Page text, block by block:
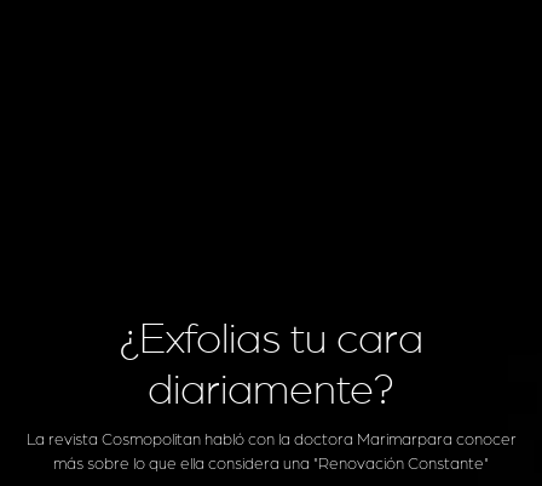
¿Exfolias tu cara
diariamente?
La revista Cosmopolitan habló con la doctora Marimarpara conocer
más sobre lo que ella considera una "Renovación Constante"